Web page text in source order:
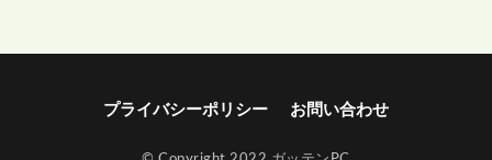
プライバシーポリシー お問い合わせ